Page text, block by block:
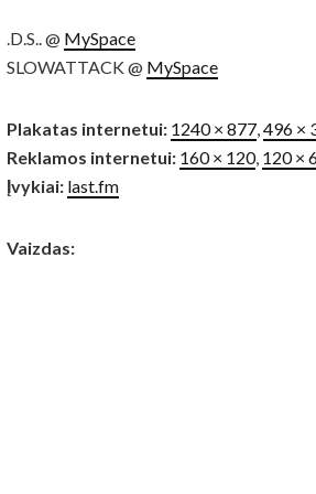
.D.S.. @ MySpace
SLOWATTACK @ MySpace
Plakatas internetui: 1240 × 877 496 ×
Reklamos internetui: 160 × 120, 120 ×
Įvykiai: last.fm
Vaizdas: